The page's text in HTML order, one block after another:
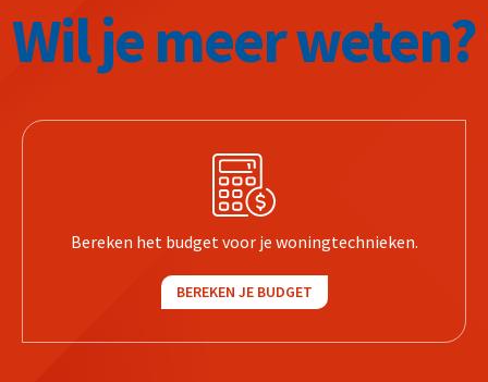
Wil je meer weten?
Bereken het budget voor je woningtechnieken.
BEREKEN JE BUDGET